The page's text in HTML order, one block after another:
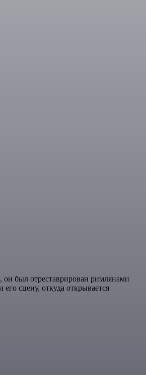
был отреставрирован римлянами
сцену, откуда открывается